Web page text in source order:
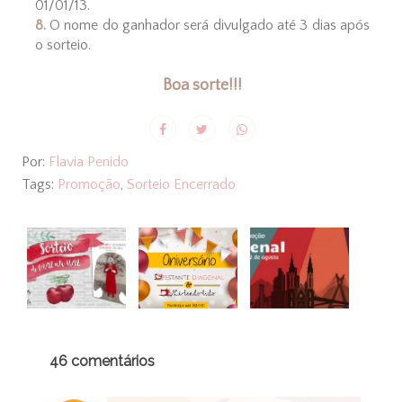
01/01/13.
8.O nome do ganhador será divulgado até 3 dias após
o sorteio.
Boa sorte!!!
Por: Flavia Penido
Tags: Promoção, Sorteio Encerrado
46 comentários